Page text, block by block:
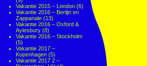
Vakantie 2015 – London (6)
Vakantie 2016 – Berlijn en
Zappanale (13)
Vakantie 2016 – Oxford &
Aylesbury (8)
Vakantie 2016 – Stockholm
(5)
Vakantie 2017 –
Kopenhagen (5)
Vakantie 2017 2 –